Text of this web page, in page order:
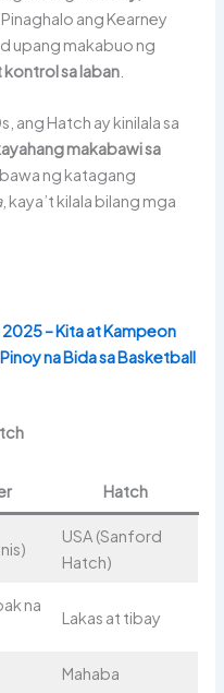
. Pinaghalo ang Kearney
upang makabuo ng
kontrol sa laban
ang Hatch ay kinilala sa
makabawi sa
ng katagang
, kaya’t kilala bilang mga
– Kita at Kampeon
na Bida sa Basketball
Hatch
USA (Sanford
Hatch)
na
Lakas at tibay
Mahaba